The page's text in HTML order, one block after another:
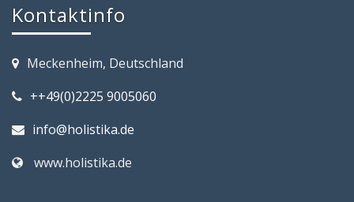
Kontaktinfo
Meckenheim, Deutschland
++49(0)2225 9005060
info@holistika.de
www.holistika.de